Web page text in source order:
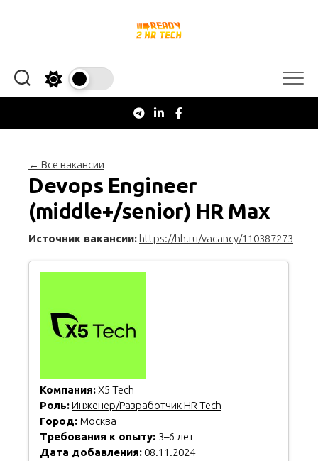
← Все вакансии
Devops Engineer
(middle+/senior) HR Max
Источник вакансии: https://hh.ru/vacancy/110387273
Компания:X5 Tech
Роль:Инженер/Разработчик HR-Tech
Город: Москва
Требования к опыту: 3–6 лет
Дата добавления: 08.11.2024